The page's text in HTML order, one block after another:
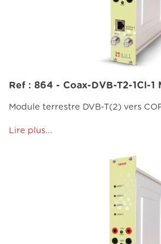
Ref : 864 - Coax-DVB-T2-1CI-1
Module terrestre DVB-T(2) vers
Lire plus...